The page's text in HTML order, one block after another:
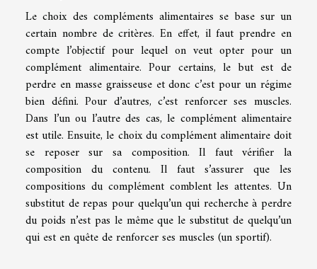
Le choix des compléments alimentaires se base sur un
certain nombre de critères. En effet, il faut prendre en
compte l’objectif pour lequel on veut opter pour un
complément alimentaire. Pour certains, le but est de
perdre en masse graisseuse et donc c’est pour un régime
bien défini. Pour d’autres, c’est renforcer ses muscles.
Dans l’un ou l’autre des cas, le complément alimentaire
est utile. Ensuite, le choix du complément alimentaire doit
se reposer sur sa composition. Il faut vérifier la
composition du contenu. Il faut s’assurer que les
compositions du complément comblent les attentes. Un
substitut de repas pour quelqu’un qui recherche à perdre
du poids n’est pas le même que le substitut de quelqu’un
qui est en quête de renforcer ses muscles (un sportif).